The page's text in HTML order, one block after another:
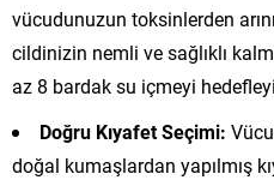
vücudunuzun toksinlerden
cildinizin nemli ve sağlıklı
az 8 bardak su içmeyi
Doğru Kıyafet Seçimi:
doğal kumaşlardan yapılmış